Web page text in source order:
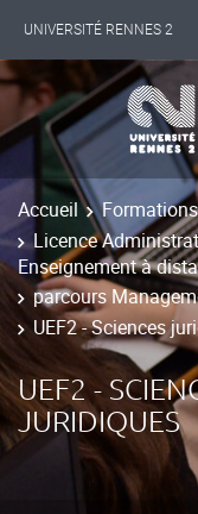
UNIVERSITÉ RENNES 2
INTERNATIONAL
LES NOUVELLES DE
Accueil Formations
Licence
Enseignement à
parcours
UEF2 - Sciences
UEF2 -
JURIDIQUES